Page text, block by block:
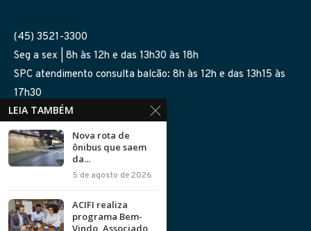
(45) 3521-3300
Seg a sex | 8h às 12h e das 13h30 às 18h
SPC atendimento consulta balcão: 8h às 12h e das 13h15 às
17h30
SIGA-NOS NAS REDES
Política de Privacidade
LEIA TAMBÉM
Nova rota de
ônibus que saem
da...
5 de agosto de 2026
ACIFI realiza
programa Bem-
Vindo, Associado